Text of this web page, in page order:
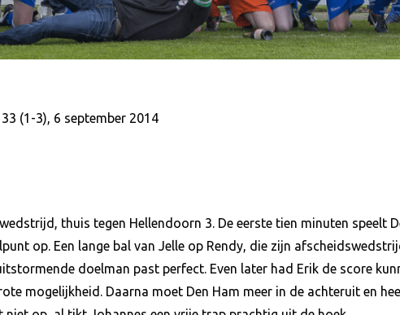
(1-3), 6 september 2014
thuis tegen Hellendoorn 3. De eerste tien minuten speelt
op. Een lange bal van Jelle op Rendy, die zijn
doelman past perfect. Even later had Erik de score
mogelijkheid. Daarna moet Den Ham meer in de achteruit en